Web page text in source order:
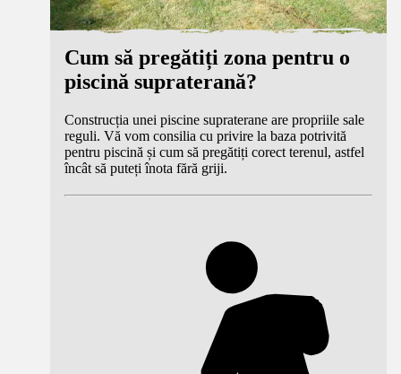
Cum să pregătiți zona pentru o
piscină supraterană?
Construcția unei piscine supraterane are propriile sale
reguli. Vă vom consilia cu privire la baza potrivită
pentru piscină și cum să pregătiți corect terenul, astfel
încât să puteți înota fără griji.